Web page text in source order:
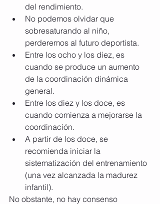
del rendimiento.
No podemos olvidar que
sobresaturando al niño,
perderemos al futuro deportista.
Entre los ocho y los diez, es
cuando se produce un aumento
de la coordinación dinámica
general.
Entre los diez y los doce, es
cuando comienza a mejorarse la
coordinación.
A partir de los doce, se
recomienda iniciar la
sistematización del entrenamiento
(una vez alcanzada la madurez
infantil).
No obstante, no hay consenso